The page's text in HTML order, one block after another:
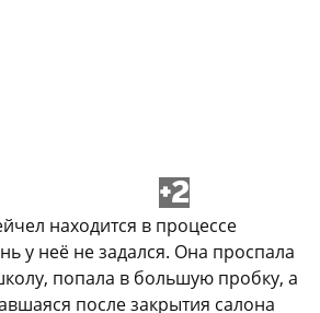
+2
находится в процессе
у неё не задался. Она проспала
попала в большую пробку, а
после закрытия салона